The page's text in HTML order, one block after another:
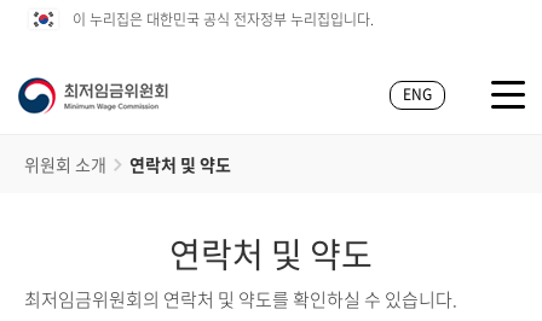
이 누리집은 대한민국 공식 전자정부 누리집입니다.
ENG
위원회 소개 연락처 및 약도
연락처 및 약도
최저임금위원회의 연락처 및 약도를 확인하실 수 있습니다.